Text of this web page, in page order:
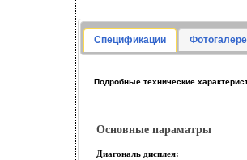
Спецификации
Подробные технические
Основные параматры
Диагональ дисплея: